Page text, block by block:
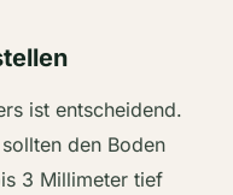
ist entscheidend.
den Boden
3 Millimeter tief